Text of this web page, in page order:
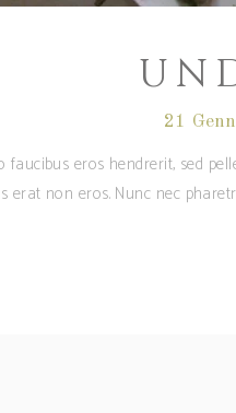
21
faucibus eros hendrerit, sed
erat non eros. Nunc nec